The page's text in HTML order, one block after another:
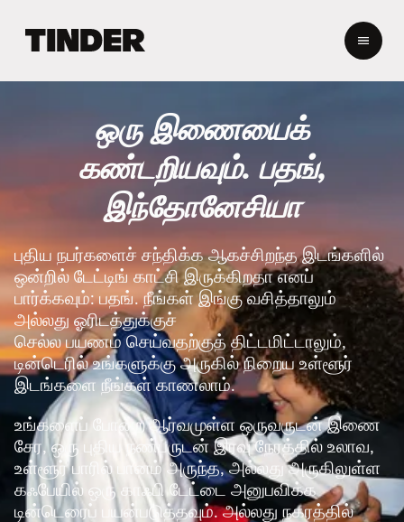
ஹோ
ம்
ஒரு இணையைக்
கண்டறியவும். பதங்,
இந்தோனேசியா
புதிய நபர்களைச் சந்திக்க ஆகச்சிறந்த இடங்களில்
ஒன்றில் டேட்டிங் காட்சி இருக்கிறதா எனப்
பார்க்கவும்: பதங். நீங்கள் இங்கு வசித்தாலும்
அல்லது ஓரிடத்துக்குச்
செல்ல பயணம் செய்வதற்குத் திட்டமிட்டாலும்,
டின்டெரில் உங்களுக்கு அருகில் நிறைய உள்ளூர்
இடங்களை நீங்கள் காணலாம்.
உங்களைப் போன்ற ஆர்வமுள்ள ஒருவருடன் இணை
சேர, ஒரு புதிய நண்பருடன் இரவு நேரத்தில் உலாவ,
உள்ளூர் பாரில் பானம் அருந்த, அல்லது அருகிலுள்ள
கஃபேயில் ஒரு காஃபி டேட்டை அனுபவிக்க
டின்டெரைப் பயன்படுத்தவும். அல்லது நகரத்தில்